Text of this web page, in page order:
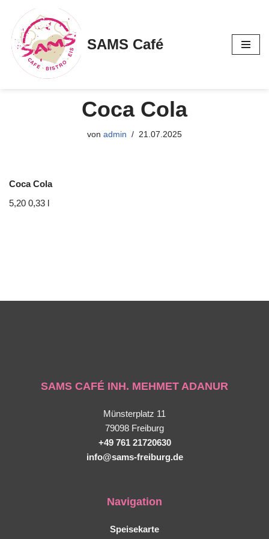
Zum
Inhalt
springen
SAMS Café
Coca Cola
von admin 21.07.2025
Coca Cola
5,20 0,33 l
SAMS CAFÉ INH. MEHMET ADANUR
Münsterplatz 11
79098 Freiburg
+49 761 21720630
info@sams-freiburg.de
Navigation
Speisekarte